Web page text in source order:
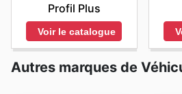
Profil Plus
Voir le catalogue
Autres marques de